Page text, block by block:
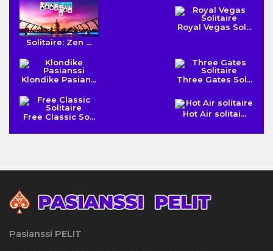
Solitaire: Zen ...
Royal Vegas Sol...
Klondike Pasian... Three Gates Sol...
Free Classic So... Hot Air solitai...
Pasianssi PELIT